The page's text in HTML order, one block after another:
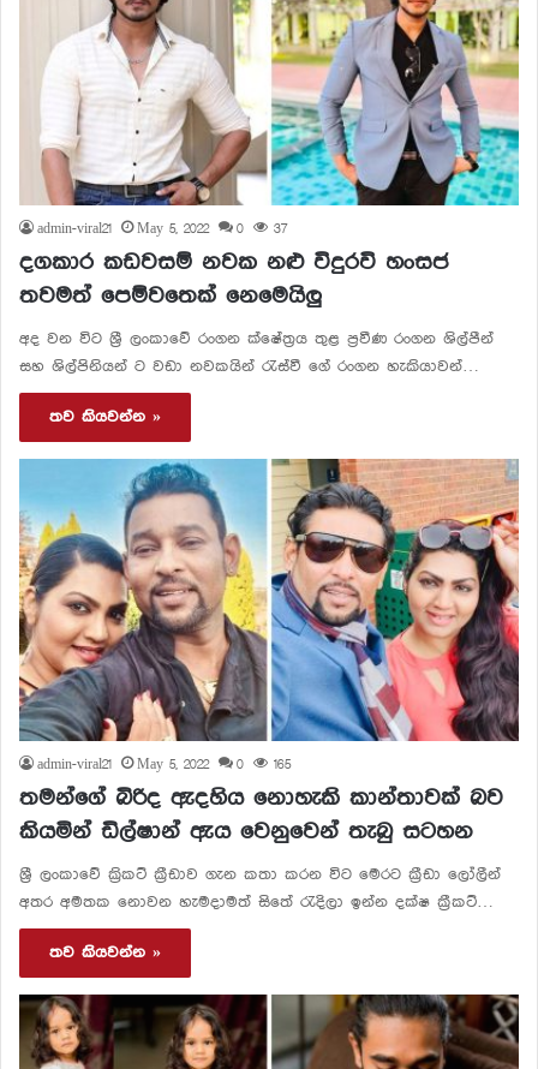
admin-viral21 May 5, 2022 0 37
දගකාර කඩවසම් නවක නළු විදුරවි හංසජ
තවමත් පෙම්වතෙක් නෙමෙයිලු
අද වන විට ශ්‍රී ලංකාවේ රංගන ක්ෂේත්‍රය තුළ ප්‍රවීණ රංගන ශිල්පීන්
සහ ශිල්පිනියන් ට වඩා නවකයින් රැස්වී ගේ රංගන හැකියාවන්…
තව කියවන්න »
admin-viral21 May 5, 2022 0 165
තමන්ගේ බිරිද ඇදහිය නොහැකි කාන්තාවක් බව
කියමින් ඩිල්ෂාන් ඇය වෙනුවෙන් තැබු සටහන
ශ්‍රී ලංකාවේ ක්‍රිකට් ක්‍රීඩාව ගැන කතා කරන විට මෙරට ක්‍රීඩා ලෝලීන්
අතර අමතක නොවන හැමදාමත් සිතේ රැදිලා ඉන්න දක්ෂ ක්‍රීකට්…
තව කියවන්න »